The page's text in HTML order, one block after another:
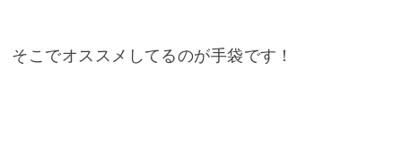
そこでオススメしてるのが手袋です！